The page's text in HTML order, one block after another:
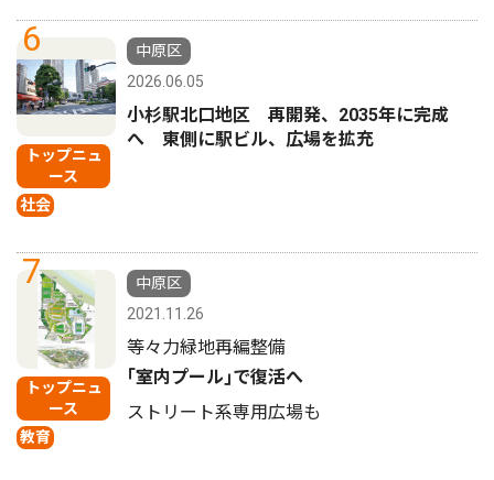
6
トップニュ
ース
社会
中原区
2026.06.05
小杉駅北口地区 再開発、2035年に完成
へ 東側に駅ビル、広場を拡充
7
トップニュ
ース
教育
中原区
2021.11.26
等々力緑地再編整備
｢室内プール｣で復活へ
ストリート系専用広場も